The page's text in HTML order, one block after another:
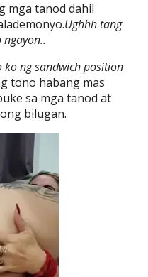
mga tanod dahil
Ughhh tang
ko ng sandwich position
tono habang mas
sa mga tanod at
bilugan.